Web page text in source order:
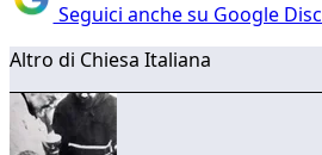
Seguici anche su Google
Altro di Chiesa Italiana